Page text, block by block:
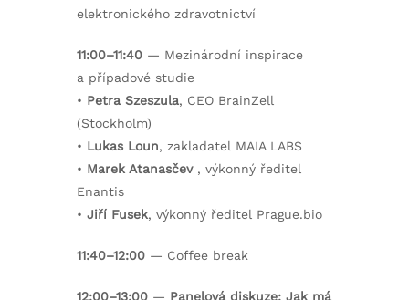
elektronického zdravotnictví
11:00–11:40 — Mezinárodní inspirace
a případové studie
• Petra Szeszula, CEO BrainZell
(Stockholm)
• Lukas Loun, zakladatel MAIA LABS
• Marek Atanasčev, výkonný ředitel
Enantis
• Jiří Fusek, výkonný ředitel Prague.bio
11:40–12:00 — Coffee break
12:00–13:00 — Panelová diskuze: Jak má